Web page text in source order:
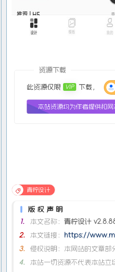
资源下载
此资源仅限 VIP 下载，
本站资源均为作者提供和
青柠设计
版权声明
1.
本文名称： 青柠设计
2.
本文链接：
https://
3.
侵权说明：本网站的文章部
4.
本站一切资源不代表本站立